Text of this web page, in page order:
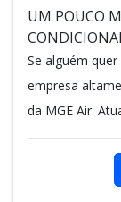
UM POUCO
Se alguém
empresa
da MGE Air.